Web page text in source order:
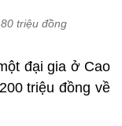
triệu đồng
đại gia ở Cao
triệu đồng về